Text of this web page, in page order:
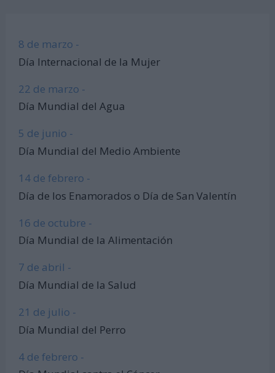
8 de marzo -
Día Internacional de la Mujer
22 de marzo -
Día Mundial del Agua
5 de junio -
Día Mundial del Medio Ambiente
14 de febrero -
Día de los Enamorados o Día de San Valentín
16 de octubre -
Día Mundial de la Alimentación
7 de abril -
Día Mundial de la Salud
21 de julio -
Día Mundial del Perro
4 de febrero -